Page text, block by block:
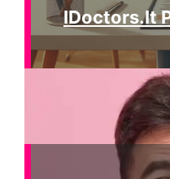
IDoctors.it